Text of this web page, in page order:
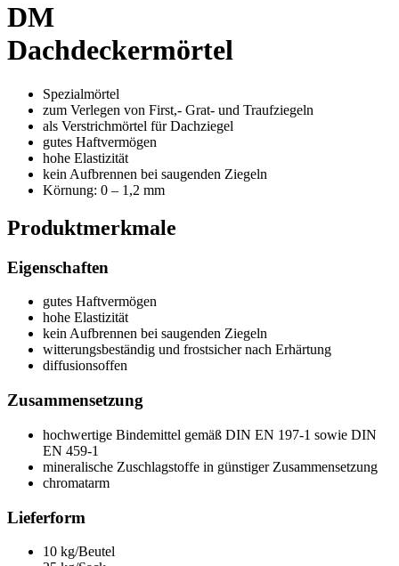
DM
Dachdeckermörtel
Spezialmörtel
zum Verlegen von First,- Grat- und Traufziegeln
als Verstrichmörtel für Dachziegel
gutes Haftvermögen
hohe Elastizität
kein Aufbrennen bei saugenden Ziegeln
Körnung: 0 – 1,2 mm
Produktmerkmale
Eigenschaften
gutes Haftvermögen
hohe Elastizität
kein Aufbrennen bei saugenden Ziegeln
witterungsbeständig und frostsicher nach Erhärtung
diffusionsoffen
Zusammensetzung
hochwertige Bindemittel gemäß DIN EN 197-1 sowie DIN
EN 459-1
mineralische Zuschlagstoffe in günstiger Zusammensetzung
chromatarm
Lieferform
10 kg/Beutel